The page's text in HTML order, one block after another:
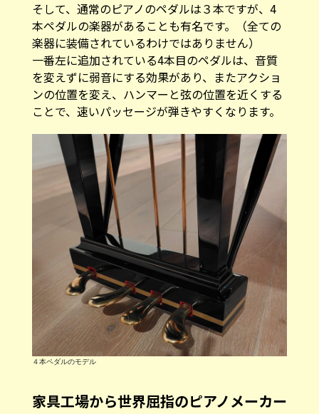
本ペダルの楽器があることも有名です。（全ての
楽器に装備されているわけではありません）
一番左に追加されている4本目のペダルは、音質
を変えずに弱音にする効果があり、またアクショ
ンの位置を変え、ハンマーと弦の位置を近くする
ことで、速いパッセージが弾きやすくなります。
４本ペダルのモデル
へ